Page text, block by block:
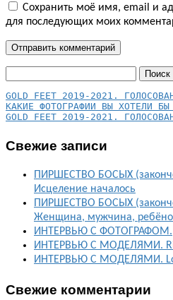
Сохранить моё имя, email и
для последующих моих
КАКИЕ ФОТОГРАФИИ ВЫ ХОТЕЛИ
GOLD FEET 2019-2021.
Свежие записи
ПИРШЕСТВО БОСЫХ
Исцеление началось
ПИРШЕСТВО БОСЫХ
Женщина, мужчина,
ИНТЕРВЬЮ С ФОТОГРАФОМ.
ИНТЕРВЬЮ С МОДЕЛЯМИ.
ИНТЕРВЬЮ С МОДЕЛЯМИ.
Свежие комментарии